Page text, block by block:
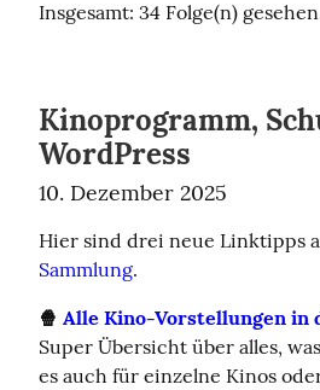
Insgesamt: 34 Folge(n)
Kinoprogramm,
WordPress
10. Dezember 2025
Sammlung.
🍿 Alle Kino-Vorstellungen in
Super Übersicht über alles,
es auch für einzelne Kinos